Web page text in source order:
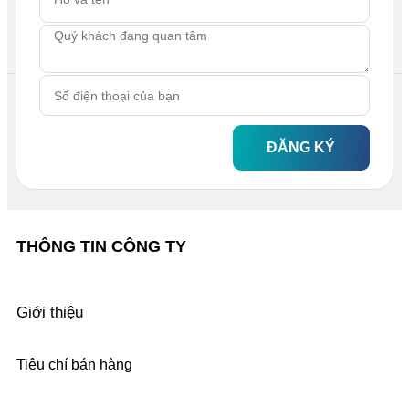
ĐĂNG KÝ
THÔNG TIN CÔNG TY
Giới thiệu
Tiêu chí bán hàng